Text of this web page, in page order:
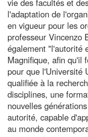
vie des facultés et
l'adaptation de
en vigueur pour les
professeur Vincenzo
également "l'autorité
Magnifique, afin qu'il
pour que l'Université
qualifiée à la
disciplines, une
nouvelles
autorité, capable
au monde